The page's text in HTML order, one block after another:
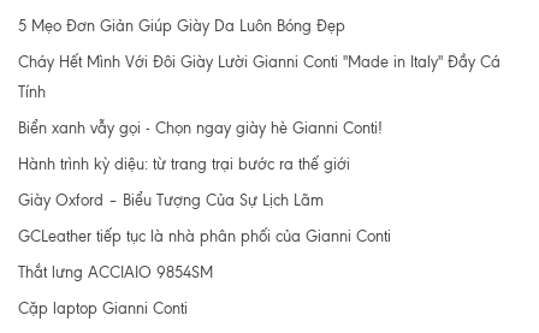
5 Mẹo Đơn Giản Giúp Giày Da Luôn Bóng Đẹp
Cháy Hết Mình Với Đôi Giày Lười Gianni Conti "Made in Italy" Đầy Cá
Tính
Biển xanh vẫy gọi - Chọn ngay giày hè Gianni Conti!
Hành trình kỳ diệu: từ trang trại bước ra thế giới
Giày Oxford – Biểu Tượng Của Sự Lịch Lãm
GCLeather tiếp tục là nhà phân phối của Gianni Conti
Thắt lưng ACCIAIO 9854SM
Cặp laptop Gianni Conti